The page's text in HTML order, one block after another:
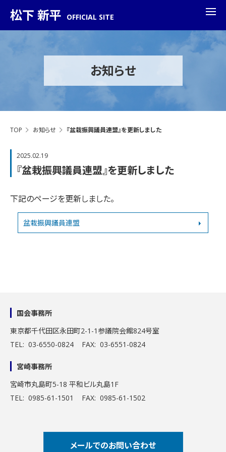
松下 新平 OFFICIAL SITE
お知らせ
TOP お知らせ 『盆栽振興議員連盟』を更新しました
2025.02.19
『盆栽振興議員連盟』を更新しました
下記のページを更新しました。
盆栽振興議員連盟
国会事務所
東京都千代田区永田町2-1-1参議院会館824号室
TEL: 03-6550-0824 FAX: 03-6551-0824
宮崎事務所
宮崎市丸島町5-18 平和ビル丸島1F
TEL: 0985-61-1501 FAX: 0985-61-1502
メールでのお問い合わせ